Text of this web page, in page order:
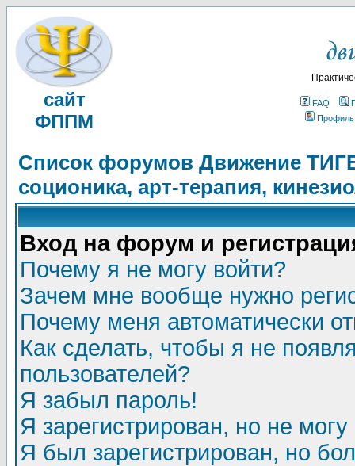
сайт
ФППМ
FAQ
Профиль
Список форумов Движение
соционика, арт-терапия,
Вход на форум и
Почему я не могу войти?
Зачем мне вообще нужно
Почему меня автоматически
Как сделать, чтобы я не
пользователей?
Я забыл пароль!
Я зарегистрирован, но не могу
Я был зарегистрирован, но